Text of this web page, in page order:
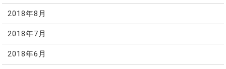
2018年8月
2018年7月
2018年6月